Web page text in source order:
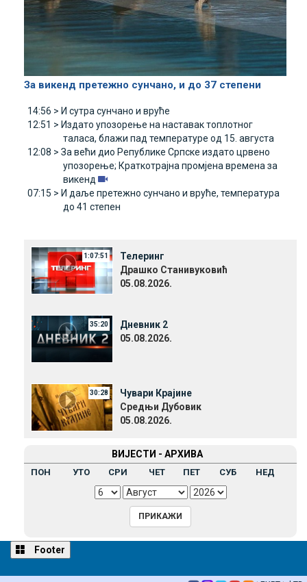
За викенд претежно сунчано, и до 37 степени
14:56 > И сутра сунчано и вруће
12:51 > Издато упозорење на наставак топлотног
таласа, блажи пад температуре од 15. августа
12:08 > За већи дио Републике Српске издато црвено
упозорење; Краткотрајна промјена времена за
викенд
07:15 > И даље претежно сунчано и вруће, температура
до 41 степен
1:07:51
Телеринг
Драшко Станивуковић
05.08.2026.
35:20
Дневник 2
05.08.2026.
30:28
Чувари Крајине
Средњи Дубовик
05.08.2026.
ВИЈЕСТИ - АРХИВА
ПОН УТО СРИ ЧЕТ ПЕТ СУБ НЕД
Footer